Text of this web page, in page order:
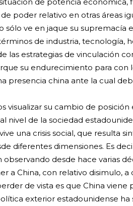
poder relativo en otras áreas
sólo ve en jaque su supremacía
de industria, tecnología,
las estrategias de vinculación
su endurecimiento para con
presencia china ante la cual
visualizar su cambio de
nivel de la sociedad
una crisis social, que resulta
diferentes dimensiones. Es
observando desde hace varias
a China, con relativo disimulo,
de vista es que China viene
exterior estadounidense ha